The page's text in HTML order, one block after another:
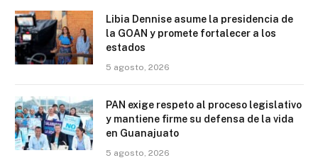
Libia Dennise asume la presidencia de
la GOAN y promete fortalecer a los
estados
5 agosto, 2026
PAN exige respeto al proceso legislativo
y mantiene firme su defensa de la vida
en Guanajuato
5 agosto, 2026